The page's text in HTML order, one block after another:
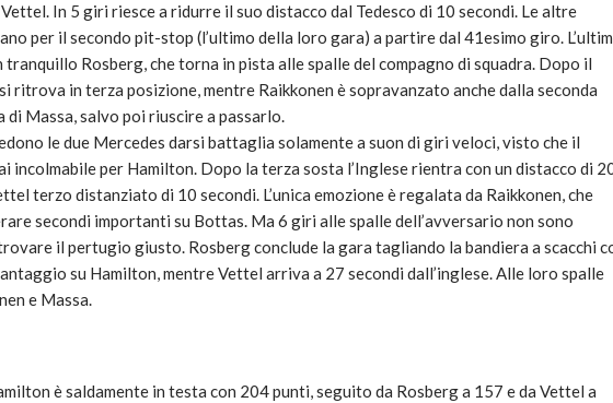
In 5 giri riesce a ridurre il suo distacco dal Tedesco di 10 secondi. Le altre
per il secondo pit-stop (l’ultimo della loro gara) a partire dal 41esimo giro.
tranquillo Rosberg, che torna in pista alle spalle del compagno di squadra. Dopo il
ritrova in terza posizione, mentre Raikkonen è sopravanzato anche dalla seconda
di Massa, salvo poi riuscire a passarlo.
le due Mercedes darsi battaglia solamente a suon di giri veloci, visto che il
incolmabile per Hamilton. Dopo la terza sosta l’Inglese rientra con un distacco di
terzo distanziato di 10 secondi. L’unica emozione è regalata da Raikkonen, che
secondi importanti su Bottas. Ma 6 giri alle spalle dell’avversario non sono
il pertugio giusto. Rosberg conclude la gara tagliando la bandiera a scacchi
su Hamilton, mentre Vettel arriva a 27 secondi dall’inglese. Alle loro spalle
e Massa.
è saldamente in testa con 204 punti, seguito da Rosberg a 157 e da Vettel a